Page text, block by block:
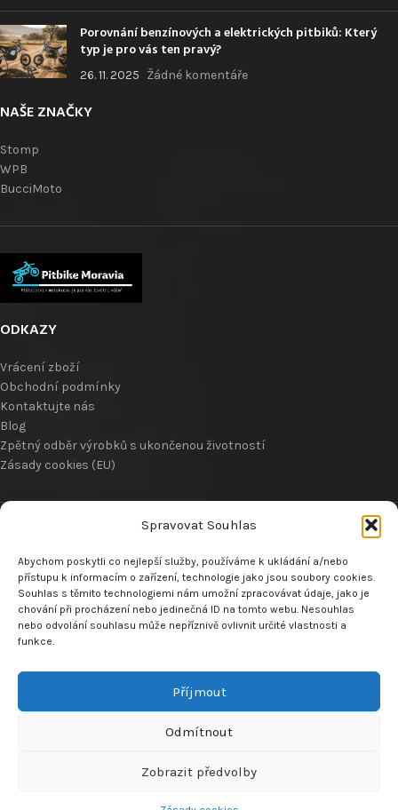
Spravovat Souhlas
Abychom poskytli co nejlepší služby, používáme k ukládání a/nebo
přístupu k informacím o zařízení, technologie jako jsou soubory cookies.
Souhlas s těmito technologiemi nám umožní zpracovávat údaje, jako je
chování při procházení nebo jedinečná ID na tomto webu. Nesouhlas
nebo odvolání souhlasu může nepříznivě ovlivnit určité vlastnosti a
funkce.
Příjmout
Odmítnout
Zobrazit předvolby
Porovnání benzínových a elektrických pitbiků: Který
typ je pro vás ten pravý?
26. 11. 2025 Žádné komentáře
NAŠE ZNAČKY
Stomp
WPB
BucciMoto
ODKAZY
Vrácení zboží
Obchodní podmínky
Kontaktujte nás
Blog
Zpětný odběr výrobků s ukončenou životností
Zásady cookies (EU)
MENU
Náhradní díly pitbike
O nás
Kontaktujte nás
AnalyzeToday2024